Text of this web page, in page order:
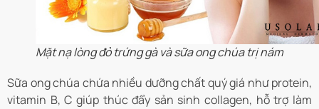
Mặt nạ lòng đỏ trứng gà và sữa ong chúa trị nám
Sữa ong chúa chứa nhiều dưỡng chất quý giá như protein,
vitamin B, C giúp thúc đẩy sản sinh collagen, hỗ trợ làm